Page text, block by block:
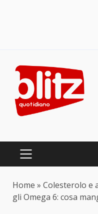
content
PRIMARY
Home » Colesterolo e
gli Omega 6: cosa